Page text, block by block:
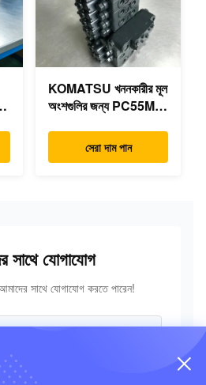
KOMATSU খননকারীর মূল
অংশগুলির জন্য PC55MR-
723-18-18200 723-
18-18201 723-18-
সেরা দাম পান
সাথে যোগাযোগ
সাথে যোগাযোগ করতে পারেন!